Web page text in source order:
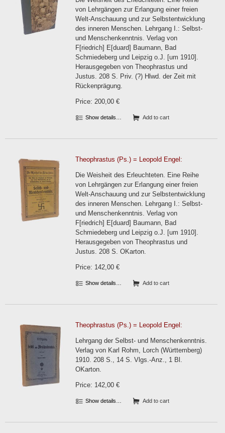
von Lehrgängen zur Erlangung einer freien
Welt-Anschauung und zur Selbstentwicklung
des inneren Menschen. Lehrgang I.: Selbst-
und Menschenkenntnis. Verlag von
F[riedrich] E[duard] Baumann, Bad
Schmiedeberg und Leipzig o.J. [um 1910].
Herausgegeben von Theophrastus und
Justus. 208 S. Priv. (?) Hlwd. der Zeit mit
Rückenprägung.
Price: 200,00 €
Show details… Add to cart
Theophrastus (Ps.) = Leopold Engel:
Die Weisheit des Erleuchteten. Eine Reihe
von Lehrgängen zur Erlangung einer freien
Welt-Anschauung und zur Selbstentwicklung
des inneren Menschen. Lehrgang I.: Selbst-
und Menschenkenntnis. Verlag von
F[riedrich] E[duard] Baumann, Bad
Schmiedeberg und Leipzig o.J. [um 1910].
Herausgegeben von Theophrastus und
Justus. 208 S. OKarton.
Price: 142,00 €
Show details… Add to cart
Theophrastus (Ps.) = Leopold Engel:
Lehrgang der Selbst- und Menschenkenntnis.
Verlag von Karl Rohm, Lorch (Württemberg)
1910. 208 S., 14 S. Vlgs.-Anz., 1 Bl.
OKarton.
Price: 142,00 €
Show details… Add to cart